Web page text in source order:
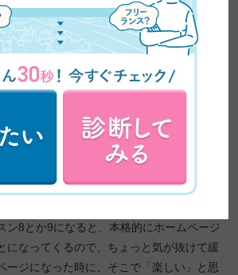
くのって、そこなんですよね。
て「レイアウトは骨組なんだよ」っておっ
のフォント、色、文字数だったりっていう
まくいかないところが、皆さんがつまずく
いました。自分自身もつまずいたところで
のところですね。
ン8とか9になると、本格的にホームページ
になってくるので、ちょっと気が抜けて緩
ージになった時に、そこで「楽しい」と思